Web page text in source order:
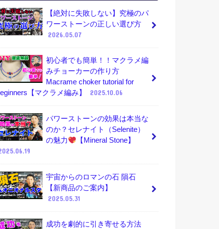
【絶対に失敗しない】究極のパ
ワーストーンの正しい選び方
2026.05.07
初心者でも簡単！！マクラメ編
みチョーカーの作り方
Macrame choker tutorial for
【マクラメ編み】
2025.10.06
パワーストーンの効果は本当な
のか？セレナイト（Selenite）
の魅力
【Mineral Stone】
宇宙からのロマンの石 隕石
【新商品のご案内】
2025.05.31
成功を劇的に引き寄せる方法